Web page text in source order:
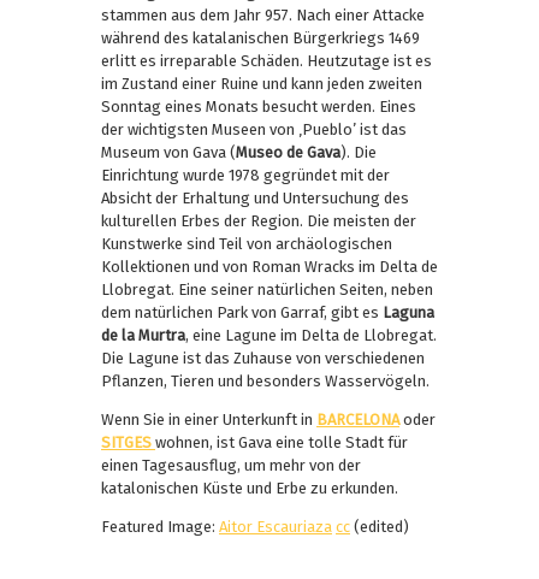
stammen aus dem Jahr 957. Nach einer Attacke
während des katalanischen Bürgerkriegs 1469
erlitt es irreparable Schäden. Heutzutage ist es
im Zustand einer Ruine und kann jeden zweiten
Sonntag eines Monats besucht werden. Eines
der wichtigsten Museen von ‚Pueblo’ ist das
Museum von Gava (Museo de Gava). Die
Einrichtung wurde 1978 gegründet mit der
Absicht der Erhaltung und Untersuchung des
kulturellen Erbes der Region. Die meisten der
Kunstwerke sind Teil von archäologischen
Kollektionen und von Roman Wracks im Delta de
Llobregat. Eine seiner natürlichen Seiten, neben
dem natürlichen Park von Garraf, gibt es Laguna
de la Murtra, eine Lagune im Delta de Llobregat.
Die Lagune ist das Zuhause von verschiedenen
Pflanzen, Tieren und besonders Wasservögeln.
Wenn Sie in einer Unterkunft in BARCELONAoder
SITGES wohnen, ist Gava eine tolle Stadt für
einen Tagesausflug, um mehr von der
katalonischen Küste und Erbe zu erkunden.
Featured Image: Aitor Escauriaza cc (edited)